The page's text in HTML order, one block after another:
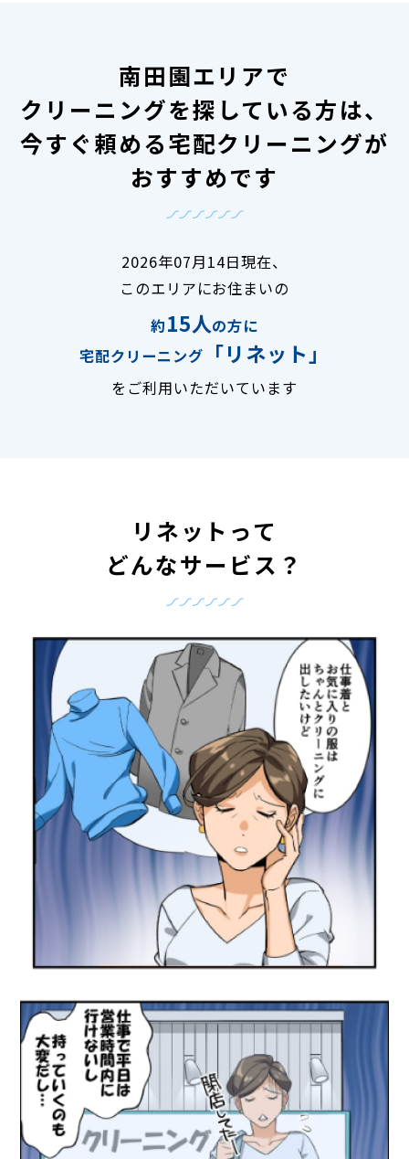
南田園エリアで
クリーニングを探している方は、
今すぐ頼める宅配クリーニングが
おすすめです
2026年07月14日現在、
このエリアにお住まいの
約15人の方に
宅配クリーニング
「リネット」
をご利用いただいています
リネットって
どんなサービス？